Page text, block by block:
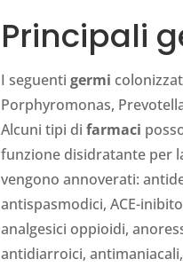
Principali
I seguentigermi
Porphyromonas,
Alcuni tipi difarmaci
funzione disidratante per
vengono annoverati:
antispasmodici, ACE-
analgesici oppioidi,
antidiarroici,